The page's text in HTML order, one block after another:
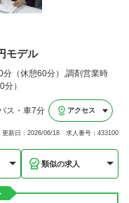
モデル
（休憩60分）,調剤営業時
）
ス・車7分 アクセス
更新日：2026/06/18 求人番号：433100
類似の求人